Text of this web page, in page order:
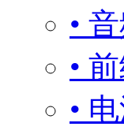
•
•
•